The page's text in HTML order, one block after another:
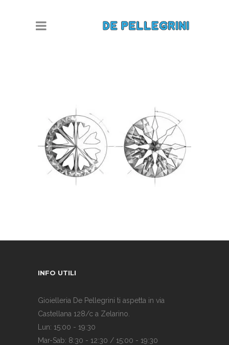
INFO UTILI
Gioielleria De Pellegrini ti aspetta in via
Castellana 128/c a Zelarino.
Lun: 15:00 - 19:30
Mar-Sab: 8:30 - 12:30 / 15:00 - 19:30